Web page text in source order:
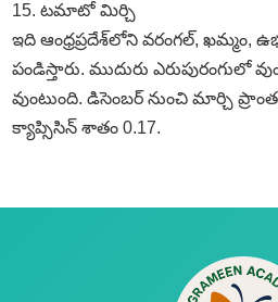
15. టమాటో మిర్చి
ఇది ఆంధ్రప్రదేశ్‌లోని వరంగల్‌, ఖమ్మం,
పండిస్తారు. ముదురు ఎరుపురంగులో
వుంటుంది. డిసెంబర్‌ నుంచి మార్చి
క్యాప్సిసిన్‌ శాతం 0.17.